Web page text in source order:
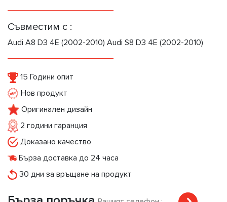
Съвместим с :
Audi A8 D3 4E (2002-2010) Audi S8 D3 4E (2002-2010)
15 Години опит
Нов продукт
Оригинален дизайн
2 години гаранция
Доказано качество
Бърза доставка до 24 часа
30 дни за връщане на продукт